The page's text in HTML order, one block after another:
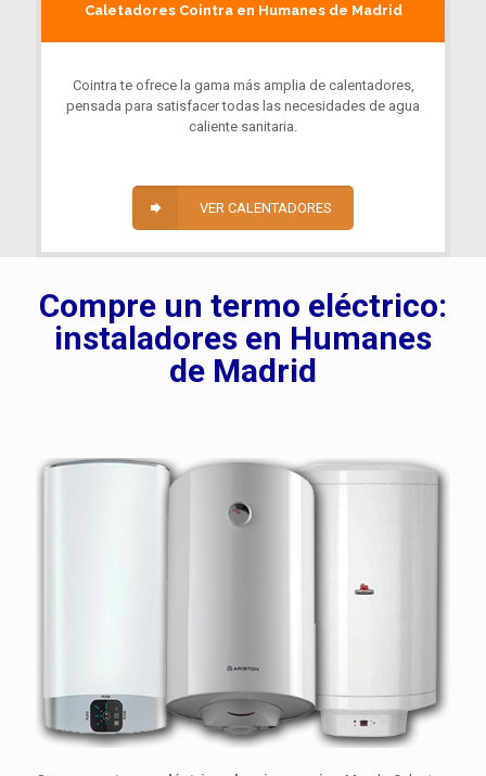
Caletadores Cointra en Humanes de Madrid
Cointra te ofrece la gama más amplia de calentadores,
pensada para satisfacer todas las necesidades de agua
caliente sanitaria.
VER CALENTADORES
Compre un termo eléctrico:
instaladores en Humanes
de Madrid